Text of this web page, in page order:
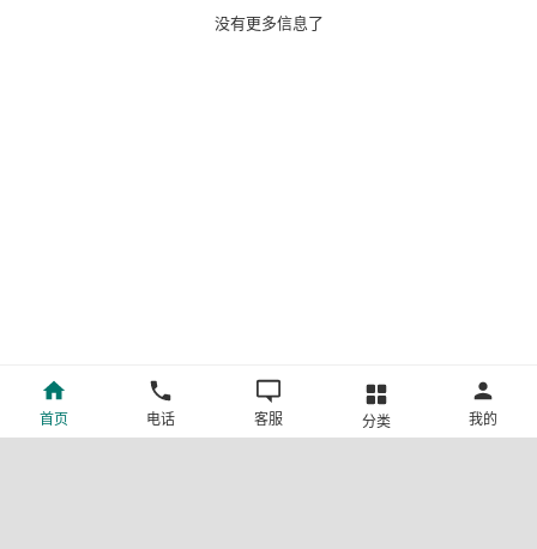
没有更多信息了
首页 电话 客服 分类 我的